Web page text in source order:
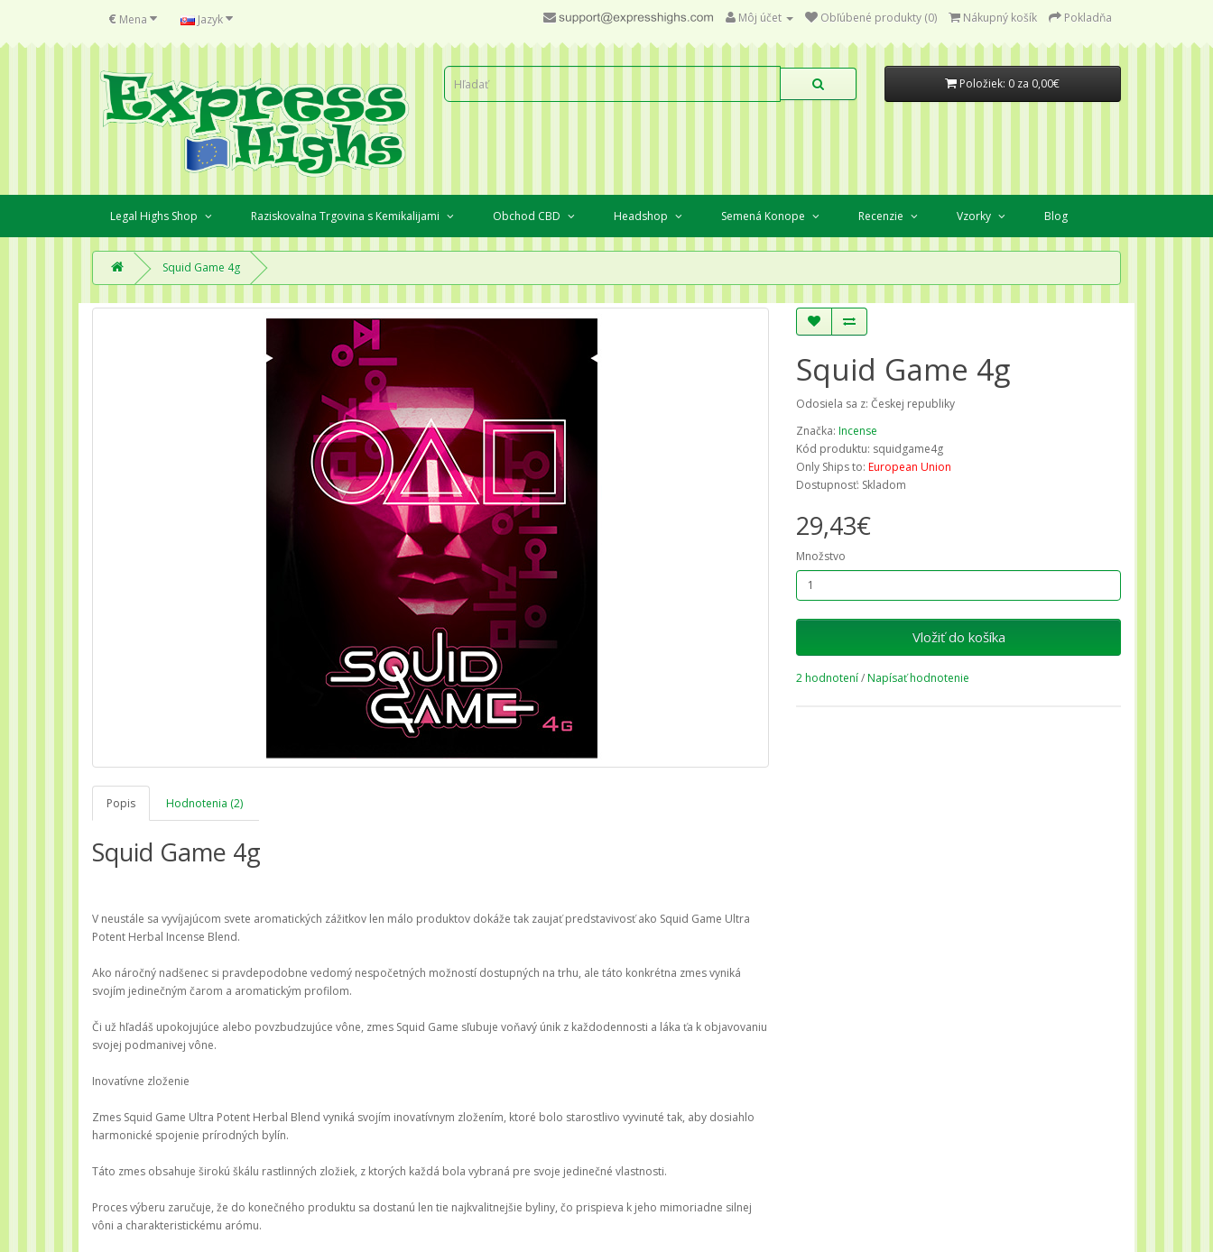
€ Mena Jazyk Môj účet Obľúbené produkty (0) Nákupný košík Pokladňa
Položiek: 0 za 0,00€
Legal Highs Shop Raziskovalna Trgovina s Kemikalijami Obchod CBD Headshop Semená Konope Recenzie Vzorky Blog
Squid Game 4g
Popis Hodnotenia (2)
Squid Game 4g
V neustále sa vyvíjajúcom svete aromatických zážitkov len málo produktov dokáže tak zaujať predstavivosť ako Squid Game Ultra
Potent Herbal Incense Blend.
Ako náročný nadšenec si pravdepodobne vedomý nespočetných možností dostupných na trhu, ale táto konkrétna zmes vyniká
svojím jedinečným čarom a aromatickým profilom.
Či už hľadáš upokojujúce alebo povzbudzujúce vône, zmes Squid Game sľubuje voňavý únik z každodennosti a láka ťa k objavovaniu
svojej podmanivej vône.
Inovatívne zloženie
Zmes Squid Game Ultra Potent Herbal Blend vyniká svojím inovatívnym zložením, ktoré bolo starostlivo vyvinuté tak, aby dosiahlo
harmonické spojenie prírodných bylín.
Táto zmes obsahuje širokú škálu rastlinných zložiek, z ktorých každá bola vybraná pre svoje jedinečné vlastnosti.
Proces výberu zaručuje, že do konečného produktu sa dostanú len tie najkvalitnejšie byliny, čo prispieva k jeho mimoriadne silnej
vôni a charakteristickému arómu.
Squid Game 4g
Odosiela sa z: Českej republiky
Značka: Incense
Kód produktu: squidgame4g
Only Ships to: European Union
Dostupnosť: Skladom
29,43€
Množstvo
Vložiť do košíka
2 hodnotení/Napísať hodnotenie